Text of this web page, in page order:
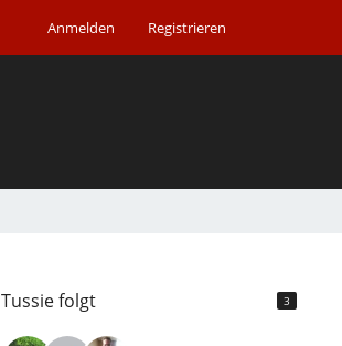
Anmelden Registrieren
Tussie folgt 3